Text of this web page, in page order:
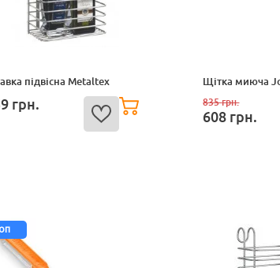
підвісна Metaltex
грн.
Щітка миюча
835грн.
608 грн.